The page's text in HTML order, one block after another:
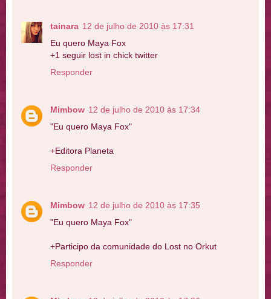
tainara 12 de julho de 2010 às 17:31
Eu quero Maya Fox
+1 seguir lost in chick twitter
Responder
Mimbow 12 de julho de 2010 às 17:34
"Eu quero Maya Fox"
+Editora Planeta
Responder
Mimbow 12 de julho de 2010 às 17:35
"Eu quero Maya Fox"
+Participo da comunidade do Lost no Orkut
Responder